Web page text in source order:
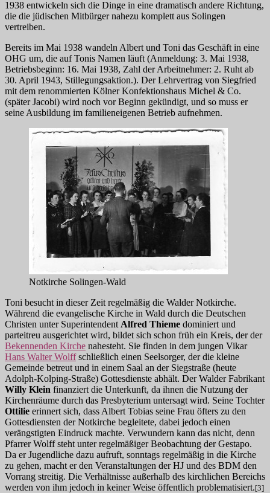
1938 entwickeln sich die Dinge in eine dramatisch andere Richtung,
die die jüdischen Mitbürger nahezu komplett aus Solingen
vertreiben.
Bereits im Mai 1938 wandeln Albert und Toni das Geschäft in eine
OHG um, die auf Tonis Namen läuft (Anmeldung: 3. Mai 1938,
Betriebsbeginn: 16. Mai 1938, Zahl der Arbeitnehmer: 2. Ruht ab
30. April 1943, Stillegungsaktion.). Der Lehrvertrag von Siegfried
mit dem renommierten Kölner Konfektionshaus Michel & Co.
(später Jacobi) wird noch vor Beginn gekündigt, und so muss er
seine Ausbildung im familieneigenen Betrieb aufnehmen.
Notkirche Solingen-Wald
Toni besucht in dieser Zeit regelmäßig die Walder Notkirche.
Während die evangelische Kirche in Wald durch die Deutschen
Christen unter Superintendent Alfred Thieme dominiert und
parteitreu ausgerichtet wird, bildet sich schon früh ein Kreis, der der
Bekennenden Kirche nahesteht. Sie finden in dem jungen Vikar
Hans Walter Wolffschließlich einen Seelsorger, der die kleine
Gemeinde betreut und in einem Saal an der Siegstraße (heute
Adolph-Kolping-Straße) Gottesdienste abhält. Der Walder Fabrikant
Willy Klein finanziert die Unterkunft, da ihnen die Nutzung der
Kirchenräume durch das Presbyterium untersagt wird. Seine Tochter
Ottilie erinnert sich, dass Albert Tobias seine Frau öfters zu den
Gottesdiensten der Notkirche begleitete, dabei jedoch einen
verängstigten Eindruck machte. Verwundern kann das nicht, denn
Pfarrer Wolff steht unter regelmäßiger Beobachtung der Gestapo.
Da er Jugendliche dazu aufruft, sonntags regelmäßig in die Kirche
zu gehen, macht er den Veranstaltungen der HJ und des BDM den
Vorrang streitig. Die Verhältnisse außerhalb des kirchlichen Bereichs
werden von ihm jedoch in keiner Weise öffentlich problematisiert.[3]